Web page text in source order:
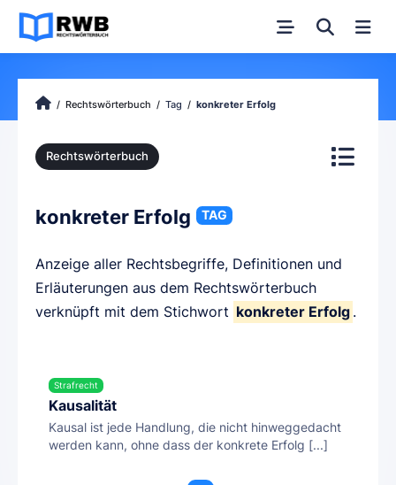
Rechtswörterbuch Tag konkreter Erfolg
Rechtswörterbuch
konkreter Erfolg TAG
Anzeige aller Rechtsbegriffe, Definitionen und
Erläuterungen aus dem Rechtswörterbuch
verknüpft mit dem Stichwort konkreter Erfolg .
Strafrecht
Kausalität
Kausal ist jede Handlung, die nicht hinweggedacht
werden kann, ohne dass der konkrete Erfolg [...]